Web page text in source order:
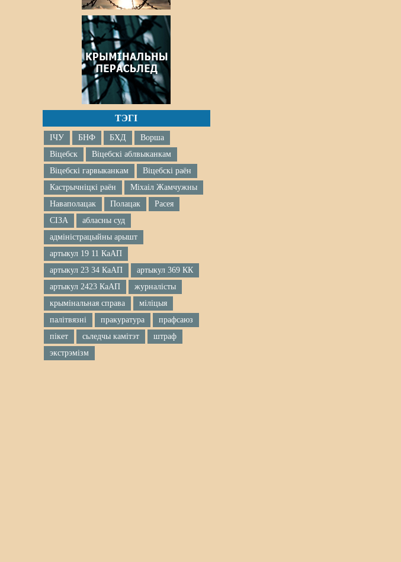
ТЭГІ
ІЧУ БНФ БХД
Ворша
Віцебск
Віцебскі аблвыканкам
Віцебскі гарвыканкам
Віцебскі раён
Кастрычніцкі раён
Міхаіл Жамчужны
Наваполацак
Полацак
Расея
СІЗА
абласны суд
адміністрацыйны арышт
артыкул 19 11 КаАП
артыкул 23 34 КаАП
артыкул 369 КК
артыкул 2423 КаАП
журналісты
крымінальная справа
міліцыя
палітвязні
пракуратура
прафсаюз
пікет
сьледчы камітэт
штраф
экстрэмізм